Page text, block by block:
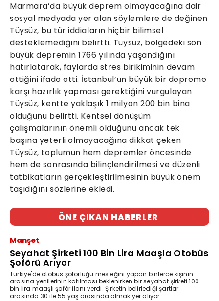
Marmara’da büyük deprem olmayacağına dair
sosyal medyada yer alan söylemlere de değinen
Tüysüz, bu tür iddiaların hiçbir bilimsel
desteklemediğini belirtti. Tüysüz, bölgedeki son
büyük depremin 1766 yılında yaşandığını
hatırlatarak, faylarda stres birikiminin devam
ettiğini ifade etti. İstanbul’un büyük bir depreme
karşı hazırlık yapması gerektiğini vurgulayan
Tüysüz, kentte yaklaşık 1 milyon 200 bin bina
olduğunu belirtti. Kentsel dönüşüm
çalışmalarının önemli olduğunu ancak tek
başına yeterli olmayacağına dikkat çeken
Tüysüz, toplumun hem depremler öncesinde
hem de sonrasında bilinçlendirilmesi ve düzenli
tatbikatların gerçekleştirilmesinin büyük önem
taşıdığını sözlerine ekledi.
ÖNE ÇIKAN HABERLER
Manşet
Seyahat Şirketi 100 Bin Lira Maaşla Otobüs
Şoförü Arıyor
Türkiye'de otobüs şoförlüğü mesleğini yapan binlerce kişinin
arasına yenilerinin katılması beklenirken bir seyahat şirketi 100
bin lira maaşlı şoför ilanı verdi. Şirketin belirlediği şartlar
arasında 30 ile 55 yaş arasında olmak yer alıyor.